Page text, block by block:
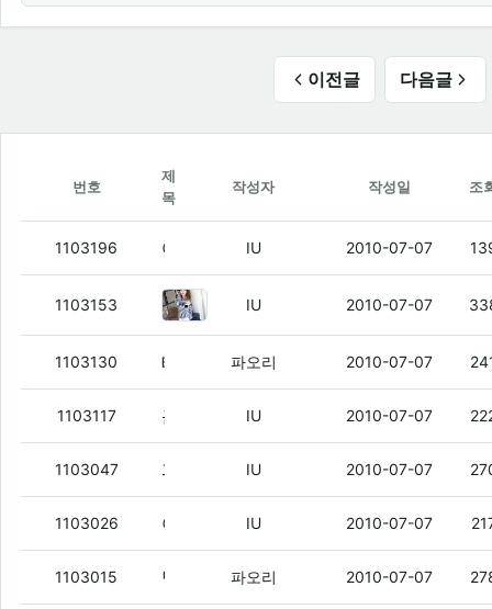
이전글 다음글
번호
제
목
작성자 작성일 조
1103196 IU 2010-07-07
1103153 역시 버스는 타이밍구(8)
IU 2010-07-07
1103130 파오리 2010-07-07
1103117 (2)
IU 2010-07-07
1103047 (7)
IU 2010-07-07
1103026 (3)
IU 2010-07-07
1103015 (5)
파오리 2010-07-07